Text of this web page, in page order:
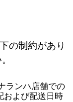
の制約があり
ランハ店舗での
および配送日時